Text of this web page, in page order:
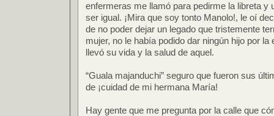
enfermeras me llamó para pedirme la libreta y
ser igual. ¡Mira que soy tonto Manolo!, le oí
de no poder dejar un legado que tristemente
mujer, no le había podido dar ningún hijo por
llevó su vida y la salud de aquel.
“Guala majanduchi” seguro que fueron sus
de ¡cuidad de mi hermana María!
Hay gente que me pregunta por la calle que